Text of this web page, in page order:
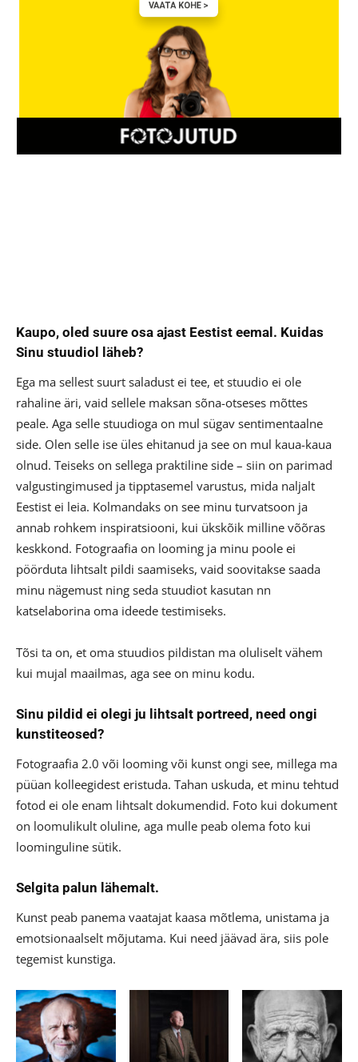
Kaupo, oled suure osa ajast Eestist eemal. Kuidas
Sinu stuudiol läheb?
Ega ma sellest suurt saladust ei tee, et stuudio ei ole
rahaline äri, vaid sellele maksan sõna-otseses mõttes
peale. Aga selle stuudioga on mul sügav sentimentaalne
side. Olen selle ise üles ehitanud ja see on mul kaua-kaua
olnud. Teiseks on sellega praktiline side – siin on parimad
valgustingimused ja tipptasemel varustus, mida naljalt
Eestist ei leia. Kolmandaks on see minu turvatsoon ja
annab rohkem inspiratsiooni, kui ükskõik milline võõras
keskkond. Fotograafia on looming ja minu poole ei
pöörduta lihtsalt pildi saamiseks, vaid soovitakse saada
minu nägemust ning seda stuudiot kasutan nn
katselaborina oma ideede testimiseks.
Tõsi ta on, et oma stuudios pildistan ma oluliselt vähem
kui mujal maailmas, aga see on minu kodu.
Sinu pildid ei olegi ju lihtsalt portreed, need ongi
kunstiteosed?
Fotograafia 2.0 või looming või kunst ongi see, millega ma
püüan kolleegidest eristuda. Tahan uskuda, et minu tehtud
fotod ei ole enam lihtsalt dokumendid. Foto kui dokument
on loomulikult oluline, aga mulle peab olema foto kui
loominguline sütik.
Selgita palun lähemalt.
Kunst peab panema vaatajat kaasa mõtlema, unistama ja
emotsionaalselt mõjutama. Kui need jäävad ära, siis pole
tegemist kunstiga.